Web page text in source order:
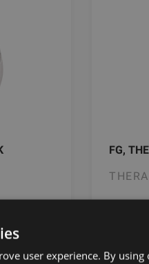
FG,
user experience. By